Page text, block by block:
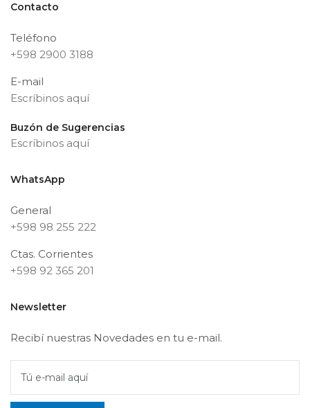
Contacto
Teléfono
+598 2900 3188
E-mail
Escríbinos aquí
Buzón de Sugerencias
Escríbinos aquí
WhatsApp
General
+598 98 255 222
Ctas. Corrientes
+598 92 365 201
Newsletter
Recibí nuestras Novedades en tu e-mail.
Tú e-mail aquí